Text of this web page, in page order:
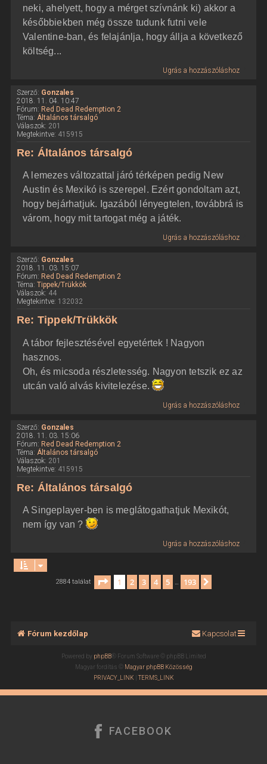
neki, ahelyett, hogy a mérget szívnánk ki) akkor a
későbbiekben még össze tudunk futni vele
Valentine-ban, és felajánlja, hogy állja a következő
költség...
Ugrás a hozzászóláshoz
Szerző: Gonzales
2018. 11. 04. 10:47
Fórum: Red Dead Redemption 2
Téma: Általános társalgó
Válaszok: 201
Megtekintve: 415915
Re: Általános társalgó
A lemezes változattal járó térképen pedig New
Austin és Mexikó is szerepel. Ezért gondoltam azt,
hogy bejárhatjuk. Igazából lényegtelen, továbbrá is
várom, hogy mit tartogat még a játék.
Ugrás a hozzászóláshoz
Szerző: Gonzales
2018. 11. 03. 15:07
Fórum: Red Dead Redemption 2
Téma: Tippek/Trükkök
Válaszok: 44
Megtekintve: 132032
Re: Tippek/Trükkök
A tábor fejlesztésével egyetértek ! Nagyon
hasznos.
Oh, és micsoda részletesség. Nagyon tetszik ez az
utcán való alvás kivitelezése.
Ugrás a hozzászóláshoz
Szerző: Gonzales
2018. 11. 03. 15:06
Fórum: Red Dead Redemption 2
Téma: Általános társalgó
Válaszok: 201
Megtekintve: 415915
Re: Általános társalgó
A Singeplayer-ben is meglátogathatjuk Mexikót,
nem így van ?
Ugrás a hozzászóláshoz
2884 találat Oldal:1 /193
1 2 3 4 5 … 193
Fórum kezdőlap Kapcsolat
Powered by phpBB® Forum Software © phpBB Limited
Magyar fordítás © Magyar phpBB Közösség
PRIVACY_LINK|TERMS_LINK
FACEBOOK